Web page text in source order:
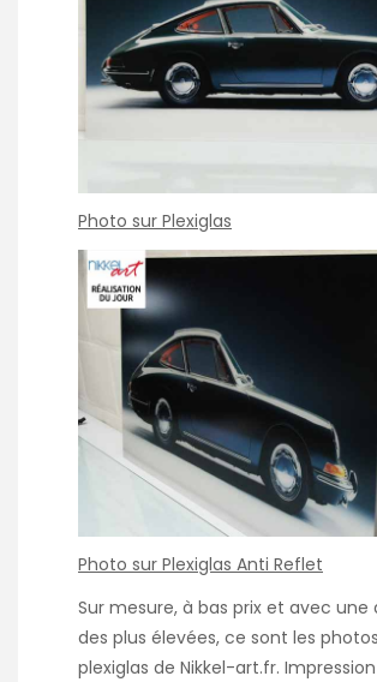
Photo sur Plexiglas
Photo sur Plexiglas Anti Reflet
Sur mesure, à bas prix et avec une
des plus élevées, ce sont les
plexiglas de Nikkel-art.fr. Impression